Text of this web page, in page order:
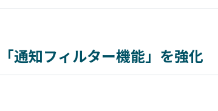
通知フィルター機能」を強化